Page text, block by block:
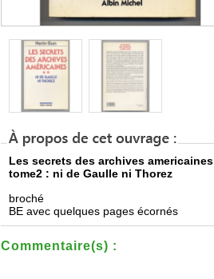
Les secrets des archives americaines
tome2 : ni de Gaulle ni Thorez
broché
BE avec quelques pages écornés
Commentaire(s) :